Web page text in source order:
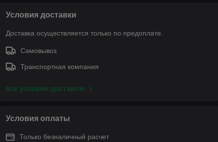
Условия доставки
Доставка осуществляется только по предоплате.
Самовывоз
Транспортная компания
Все условия доставки
Условия оплаты
Только безналичный расчет